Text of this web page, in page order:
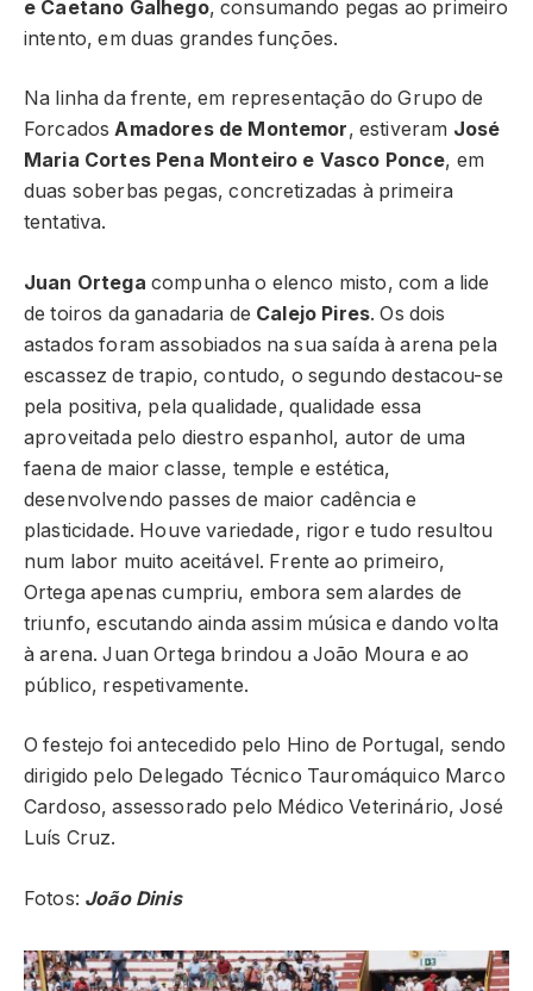
e Caetano Galhego, consumando pegas ao primeiro
intento, em duas grandes funções.
Na linha da frente, em representação do Grupo de
ForcadosAmadores de Montemor, estiveram José
Maria Cortes Pena Monteiro e Vasco Ponce, em
duas soberbas pegas, concretizadas à primeira
tentativa.
Juan Ortega compunha o elenco misto, com a lide
de toiros da ganadaria de Calejo Pires. Os dois
astados foram assobiados na sua saída à arena pela
escassez de trapio, contudo, o segundo destacou-se
pela positiva, pela qualidade, qualidade essa
aproveitada pelo diestro espanhol, autor de uma
faena de maior classe, temple e estética,
desenvolvendo passes de maior cadência e
plasticidade. Houve variedade, rigor e tudo resultou
num labor muito aceitável. Frente ao primeiro,
Ortega apenas cumpriu, embora sem alardes de
triunfo, escutando ainda assim música e dando volta
à arena. Juan Ortega brindou a João Moura e ao
público, respetivamente.
O festejo foi antecedido pelo Hino de Portugal, sendo
dirigido pelo Delegado Técnico Tauromáquico Marco
Cardoso, assessorado pelo Médico Veterinário, José
Luís Cruz.
Fotos: João Dinis